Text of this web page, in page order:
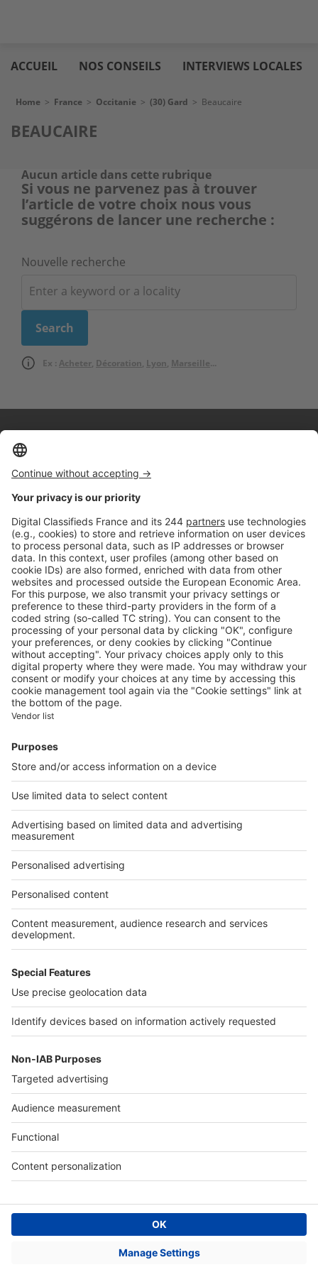
main
immo
ACCUEIL NOS CONSEILS INTERVIEWS LOCALES
Breadcrumb
Home > France > Occitanie > (30) Gard > Beaucaire
BEAUCAIRE
Aucun article dans cette rubrique
Si vous ne parvenez pas à trouver
l’article de votre choix nous vous
suggérons de lancer une recherche :
Nouvelle recherche
Ex : Acheter, Décoration, Lyon, Marseille...
Retrouvez-nous sur …
A propos
Qui sommes-nous ?
Contacter le service client
Nous rejoindre
Presse
Nos applications
Découvrez nos applications
Services pro
Tous nos services pro
Accès client
Informations légales
Politique Générale de Protection des Données
Charte éditeur
Paramétrer mes cookies
Digital Classifieds France SAS © 2024 - all rights